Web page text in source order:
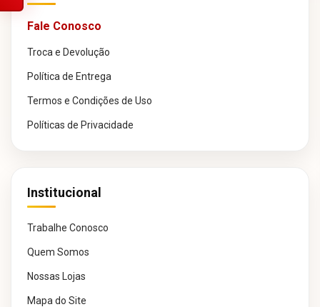
Fale Conosco
Troca e Devolução
Política de Entrega
Termos e Condições de Uso
Políticas de Privacidade
Institucional
Trabalhe Conosco
Quem Somos
Nossas Lojas
Mapa do Site